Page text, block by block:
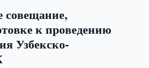
совещание,
к проведению
Узбекско-